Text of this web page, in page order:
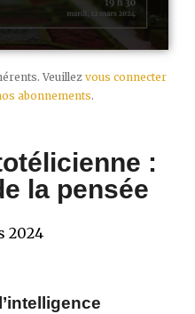
Veuillezvous connecter
abonnements.
:
la pensée
2024